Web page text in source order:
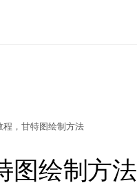
程，甘特图绘制方法
图绘制方法